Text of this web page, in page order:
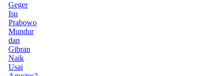
Geger
Isu
Prabowo
Mundur
dan
Gibran
Naik
Usai